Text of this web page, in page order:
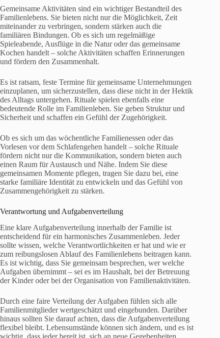
Gemeinsame Aktivitäten sind ein wichtiger Bestandteil des
Familienlebens. Sie bieten nicht nur die Möglichkeit, Zeit
miteinander zu verbringen, sondern stärken auch die
familiären Bindungen. Ob es sich um regelmäßige
Spieleabende, Ausflüge in die Natur oder das gemeinsame
Kochen handelt – solche Aktivitäten schaffen Erinnerungen
und fördern den Zusammenhalt.
Es ist ratsam, feste Termine für gemeinsame Unternehmungen
einzuplanen, um sicherzustellen, dass diese nicht in der Hektik
des Alltags untergehen. Rituale spielen ebenfalls eine
bedeutende Rolle im Familienleben. Sie geben Struktur und
Sicherheit und schaffen ein Gefühl der Zugehörigkeit.
Ob es sich um das wöchentliche Familienessen oder das
Vorlesen vor dem Schlafengehen handelt – solche Rituale
fördern nicht nur die Kommunikation, sondern bieten auch
einen Raum für Austausch und Nähe. Indem Sie diese
gemeinsamen Momente pflegen, tragen Sie dazu bei, eine
starke familiäre Identität zu entwickeln und das Gefühl von
Zusammengehörigkeit zu stärken.
Verantwortung und Aufgabenverteilung
Eine klare Aufgabenverteilung innerhalb der Familie ist
entscheidend für ein harmonisches Zusammenleben. Jeder
sollte wissen, welche Verantwortlichkeiten er hat und wie er
zum reibungslosen Ablauf des Familienlebens beitragen kann.
Es ist wichtig, dass Sie gemeinsam besprechen, wer welche
Aufgaben übernimmt – sei es im Haushalt, bei der Betreuung
der Kinder oder bei der Organisation von Familienaktivitäten.
Durch eine faire Verteilung der Aufgaben fühlen sich alle
Familienmitglieder wertgeschätzt und eingebunden. Darüber
hinaus sollten Sie darauf achten, dass die Aufgabenverteilung
flexibel bleibt. Lebensumstände können sich ändern, und es ist
wichtig, dass jeder bereit ist, sich an neue Gegebenheiten